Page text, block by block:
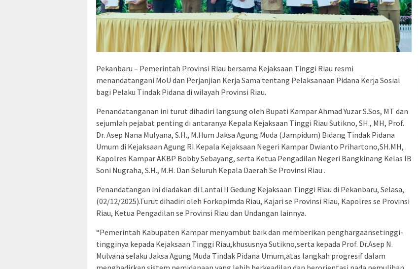
Pekanbaru – Pemerintah Provinsi Riau bersama Kejaksaan Tinggi Riau resmi
menandatangani MoU dan Perjanjian Kerja Sama tentang Pelaksanaan Pidana Kerja Sosial
bagi Pelaku Tindak Pidana di wilayah Provinsi Riau.
Penandatanganan ini turut dihadiri langsung oleh Bupati Kampar Ahmad Yuzar S.Sos, MT dan
sejumlah pejabat penting di antaranya Kepala Kejaksaan Tinggi Riau Sutikno, SH., MH, Prof.
Dr. Asep Nana Mulyana, S.H., M.Hum Jaksa Agung Muda (Jampidum) Bidang Tindak Pidana
Umum di Kejaksaan Agung RI.Kepala Kejaksaan Negeri Kampar Dwianto Prihartono,SH.MH,
Kapolres Kampar AKBP Bobby Sebayang, serta Ketua Pengadilan Negeri Bangkinang Kelas IB
Soni Nugraha, S.H., M.H. Dan Seluruh Kepala Daerah Se Provinsi Riau .
Penandatangan ini diadakan di Lantai II Gedung Kejaksaan Tinggi Riau di Pekanbaru, Selasa,
(02/12/2025).Turut dihadiri oleh Forkopimda Riau, Kajari se Provinsi Riau, Kapolres se Provinsi
Riau, Ketua Pengadilan se Provinsi Riau dan Undangan lainnya.
“Pemerintah Kabupaten Kampar menyambut baik dan memberikan penghargaansetinggi-
tingginya kepada Kejaksaan Tinggi Riau,khususnya Sutikno,serta kepada Prof. Dr.Asep N.
Mulvana selaku Jaksa Agung Muda Tindak Pidana Umum,atas langkah progresif dalam